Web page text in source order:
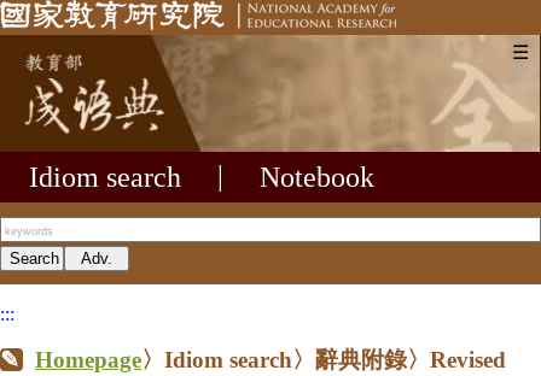
☰
Idiom search Notebook
:::
Homepage〉Idiom search〉辭典附錄〉Revised